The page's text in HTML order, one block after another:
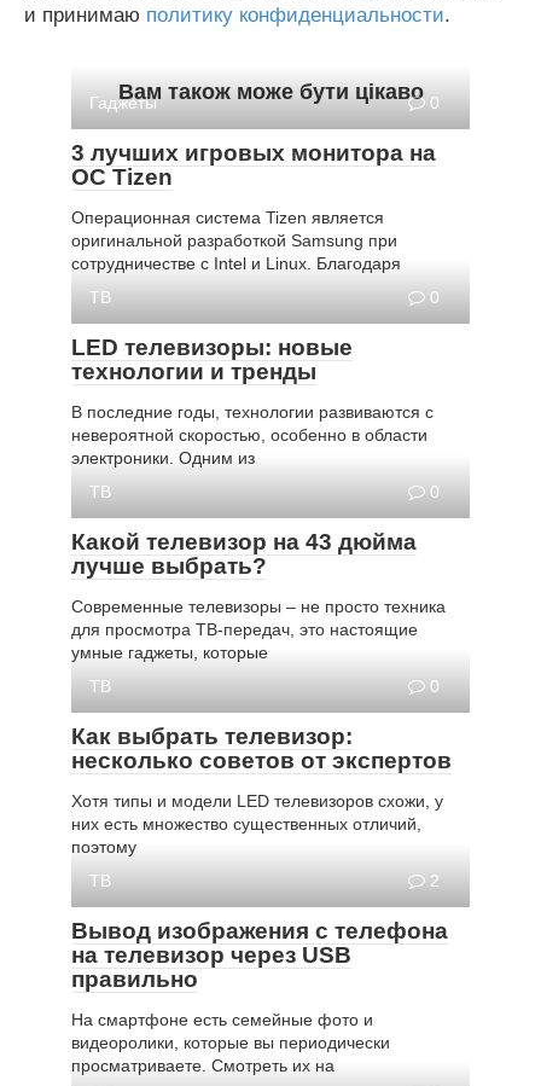
и принимаю политику конфиденциальности.
Вам також може бути цікаво
Гаджеты 0
3 лучших игровых монитора на
ОС Tizen
Операционная система Tizen является
оригинальной разработкой Samsung при
сотрудничестве с Intel и Linux. Благодаря
ТВ
0
LED телевизоры: новые
технологии и тренды
В последние годы, технологии развиваются с
невероятной скоростью, особенно в области
электроники. Одним из
ТВ
0
Какой телевизор на 43 дюйма
лучше выбрать?
Современные телевизоры – не просто техника
для просмотра ТВ-передач, это настоящие
умные гаджеты, которые
ТВ
0
Как выбрать телевизор:
несколько советов от экспертов
Хотя типы и модели LED телевизоров схожи, у
них есть множество существенных отличий,
поэтому
ТВ
2
Вывод изображения с телефона
на телевизор через USB
правильно
На смартфоне есть семейные фото и
видеоролики, которые вы периодически
просматриваете. Смотреть их на